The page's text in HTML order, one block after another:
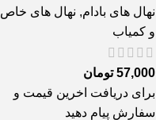
نهال های بادام, نهال های خاص
و کمیاب
57,000 تومان
برای دریافت اخرین قیمت و
سفارش پیام دهید